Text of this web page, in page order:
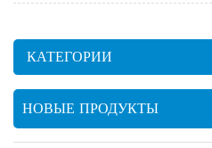
КАТЕГОРИИ
НОВЫЕ ПРОДУКТЫ